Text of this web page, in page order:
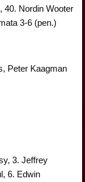
40. Nordin Wooter
3-6 (pen.)
Peter Kaagman
3. Jeffrey
6. Edwin